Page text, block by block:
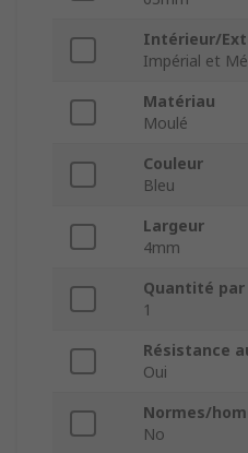
Intérieur/
Impérial et
Matériau
Moulé
Couleur
Bleu
Largeur
4mm
Quantité
1
Résistance
Oui
Normes/
No